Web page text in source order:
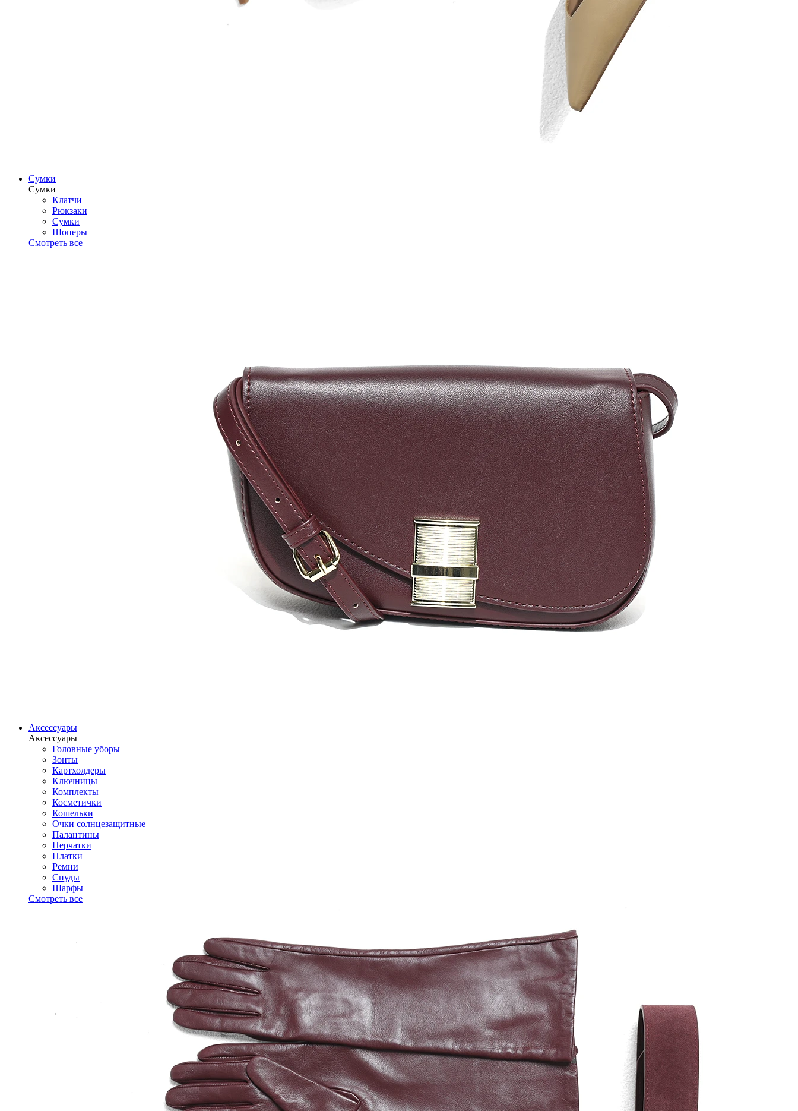
Сумки
Сумки
Клатчи
Рюкзаки
Сумки
Шоперы
Смотреть все
Аксессуары
Аксессуары
Головные уборы
Зонты
Картхолдеры
Ключницы
Комплекты
Косметички
Кошельки
Очки солнцезащитные
Палантины
Перчатки
Платки
Ремни
Снуды
Шарфы
Смотреть все